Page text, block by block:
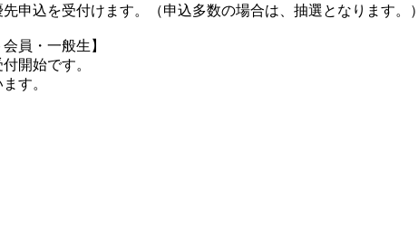
申込を受付けます。（申込多数の場合は、抽選となります。）
員・一般生】
開始です。
す。